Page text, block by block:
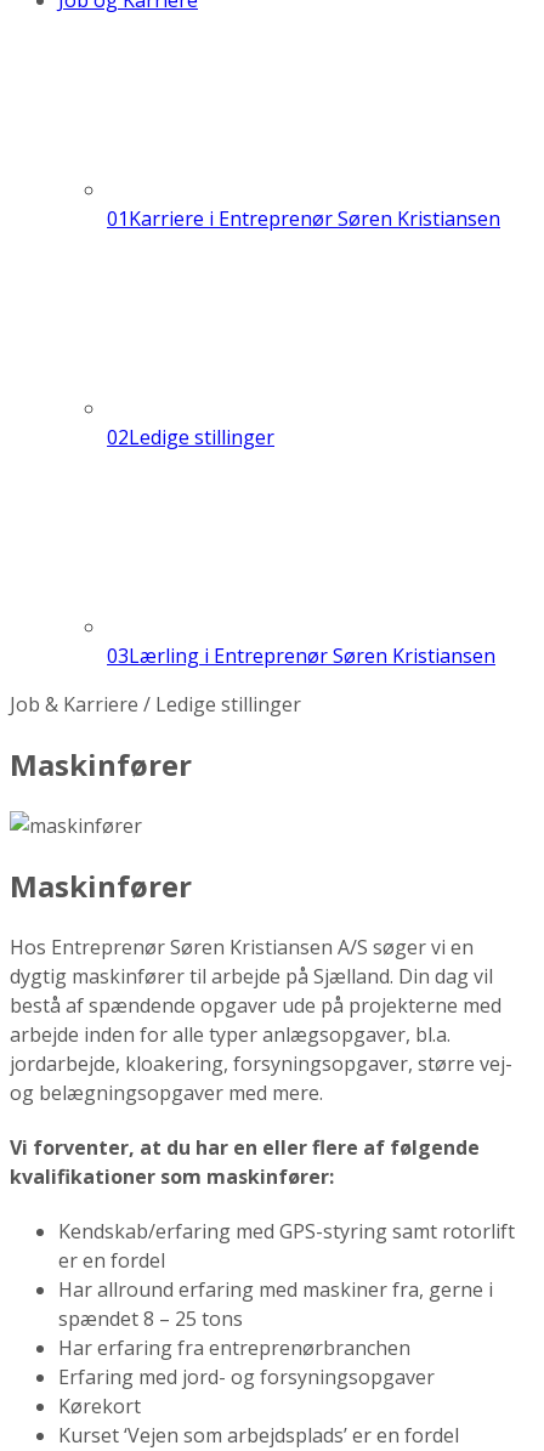
01Karriere i Entreprenør Søren Kristiansen
02Ledige stillinger
03Lærling i Entreprenør Søren Kristiansen
Job & Karriere / Ledige stillinger
Maskinfører
Maskinfører
Hos Entreprenør Søren Kristiansen A/S søger vi en
dygtig maskinfører til arbejde på Sjælland. Din dag vil
bestå af spændende opgaver ude på projekterne med
arbejde inden for alle typer anlægsopgaver, bl.a.
jordarbejde, kloakering, forsyningsopgaver, større vej-
og belægningsopgaver med mere.
Vi forventer, at du har en eller flere af følgende
kvalifikationer som maskinfører:
Kendskab/erfaring med GPS-styringsamt rotorlift
er en fordel
Har allround erfaring med maskiner fra, gerne i
spændet 8 – 25 tons
Har erfaring fra entreprenørbranchen
Erfaring med jord- og forsyningsopgaver
Kørekort
Kurset ‘Vejen som arbejdsplads’ er en fordel